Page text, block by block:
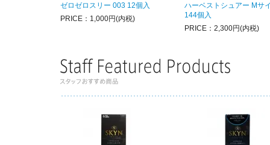
ゼロゼロスリー 003 12個入
PRICE：1,000円(内税)
ハーベストシュアー Mサ
144個入
PRICE：2,300円(内税)